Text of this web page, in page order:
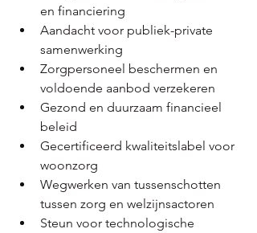
en financiering​
Aandacht voor publiek-private
samenwerking​
Zorgpersoneel beschermen en
voldoende aanbod verzekeren​
Gezond en duurzaam financieel
beleid​
Gecertificeerd kwaliteitslabel voor
woonzorg​
Wegwerken van tussenschotten
tussen zorg en welzijnsactoren
​Steun voor technologische